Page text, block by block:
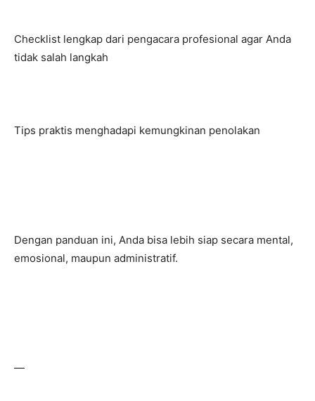
Checklist lengkap dari pengacara profesional agar Anda
tidak salah langkah
Tips praktis menghadapi kemungkinan penolakan
Dengan panduan ini, Anda bisa lebih siap secara mental,
emosional, maupun administratif.
—